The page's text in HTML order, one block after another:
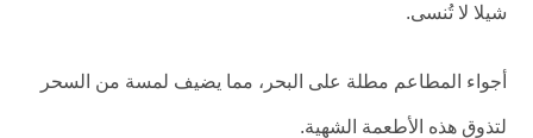
شيلا لا تُنسى.
أجواء المطاعم مطلة على البحر، مما يضيف لمسة من السحر
لتذوق هذه الأطعمة الشهية.